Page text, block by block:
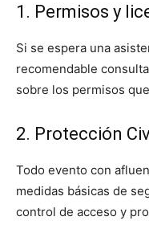
1. Permisos y
Si se espera una
recomendable
sobre los permisos
2. Protección
Todo evento con
medidas básicas de
control de acceso y